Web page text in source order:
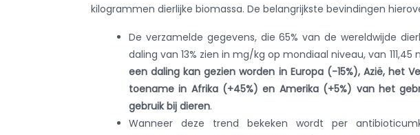
kilogrammen dierlijke biomassa. De belangrijkste bevindingen
De verzamelde gegevens, die 65% van de wereldwijde
daling van 13% zien in mg/kg op mondiaal niveau, van
een daling kan gezien worden in Europa (-15%), Azië, het
toename in Afrika (+45%) en Amerika (+5%) van het
gebruik bij dieren.
Wanneer deze trend bekeken wordt per